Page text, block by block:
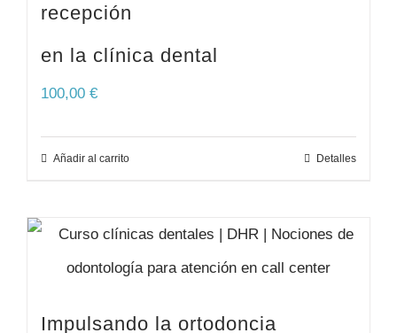
recepción
en la clínica dental
100,00 €
Añadir al carrito Detalles
Impulsando la ortodoncia